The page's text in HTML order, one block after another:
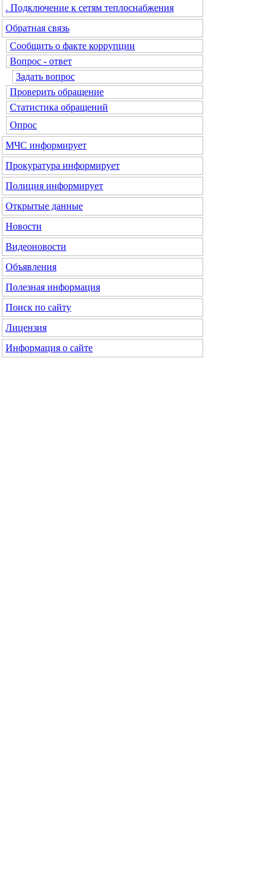
. Подключение к сетям теплоснабжения
Обратная связь
Сообщить о факте коррупции
Вопрос - ответ
Задать вопрос
Проверить обращение
Статистика обращений
Опрос
МЧС информирует
Прокуратура информирует
Полиция информирует
Открытые данные
Новости
Видеоновости
Объявления
Полезная информация
Поиск по сайту
Лицензия
Информация о сайте